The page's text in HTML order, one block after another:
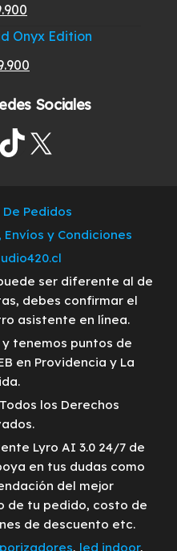
precio
es:
Onyx Edition
actual
$549.900.
Sociales
TikTok
X
Pedidos
y Condiciones
ser diferente al de
debes confirmar el
asistente en línea.
tenemos puntos de
en Providencia y La
los Derechos
Lyro AI 3.0 24/7 de
en tus dudas como
del mejor
de tu pedido, costo de
de descuento etc.
, led indoor,